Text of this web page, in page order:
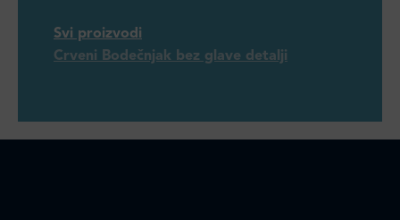
Svi proizvodi
Crveni Bodečnjak bez glave detalji